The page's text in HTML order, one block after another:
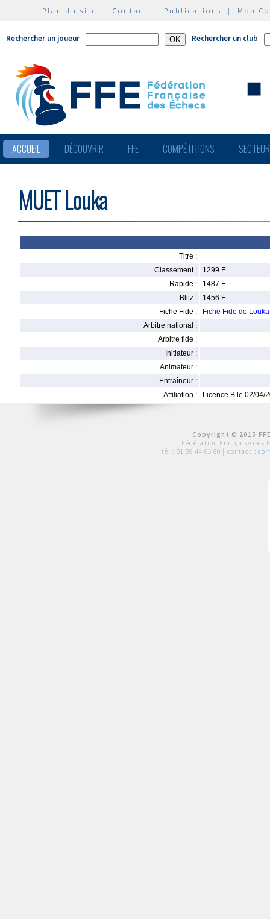
Plan du site | Contact | Publications | Mon
Rechercher un joueur Rechercher un club
ACCUEIL DÉCOUVRIR FFE COMPÉTITIONS
MUET Louka
Titre :
Classement :
1299 E
Rapide :
1487 F
Blitz :
1456 F
Fiche Fide :
Fiche Fide de
Arbitre national :
Arbitre fide :
Initiateur :
Animateur :
Entraîneur :
Affiliation :
Licence B le 02/04/
Copyright © 2015
Fédération Française des
tél : 01 39 44 65 80 | contact :